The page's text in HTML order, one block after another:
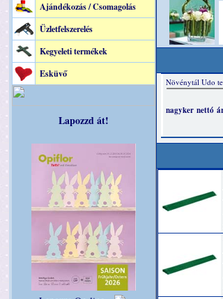
Ajándékozás / Csomagolás
Üzletfelszerelés
Kegyeleti termékek
Esküvő
Lapozzd át!